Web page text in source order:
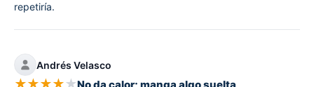
repetiría.
Andrés Velasco
★★★★★No da calor; manga algo suelta